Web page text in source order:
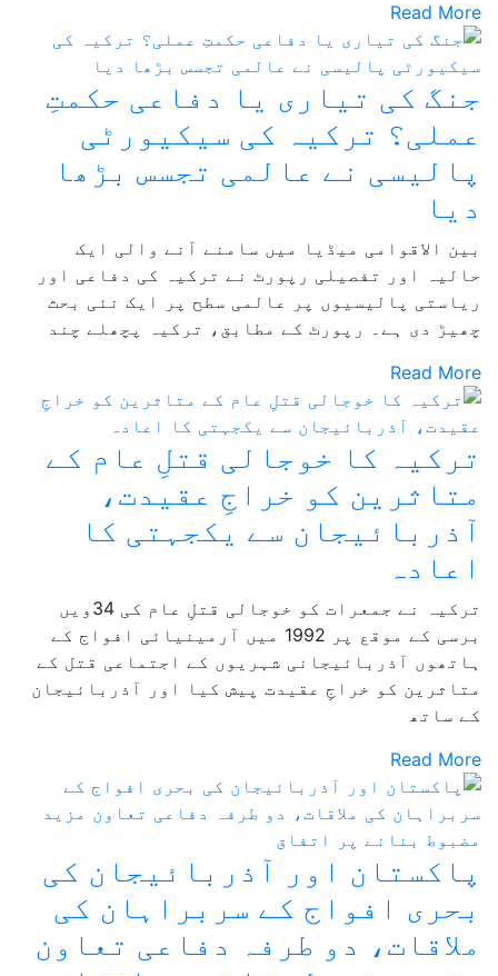
Read More
جنگ کی تیاری یا دفاعی حکمتِ
عملی؟ ترکیہ کی سیکیورٹی
پالیسی نے عالمی تجسس بڑھا
دیا
بین الاقوامی میڈیا میں سامنے آنے والی ایک
حالیہ اور تفصیلی رپورٹ نے ترکیہ کی دفاعی اور
ریاستی پالیسیوں پر عالمی سطح پر ایک نئی بحث
چھیڑ دی ہے۔ رپورٹ کے مطابق، ترکیہ پچھلے چند
Read More
ترکیہ کا خوجالی قتلِ عام کے
متاثرین کو خراجِ عقیدت،
آذربائیجان سے یکجہتی کا
اعادہ
ترکیہ نے جمعرات کو خوجالی قتلِ عام کی 34ویں
برسی کے موقع پر 1992 میں آرمینیائی افواج کے
ہاتھوں آذربائیجانی شہریوں کے اجتماعی قتل کے
متاثرین کو خراجِ عقیدت پیش کیا اور آذربائیجان
کے ساتھ
Read More
پاکستان اور آذربائیجان کی
بحری افواج کے سربراہان کی
ملاقات، دو طرفہ دفاعی تعاون